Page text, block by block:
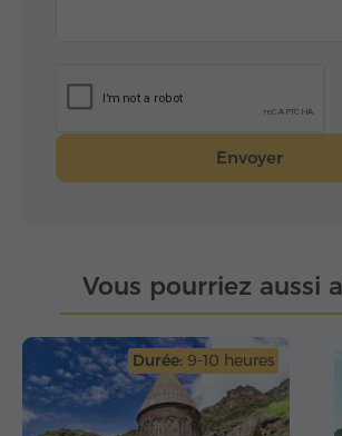
Envoyer
Vous pourriez aussi
Durée: 9-10 heures